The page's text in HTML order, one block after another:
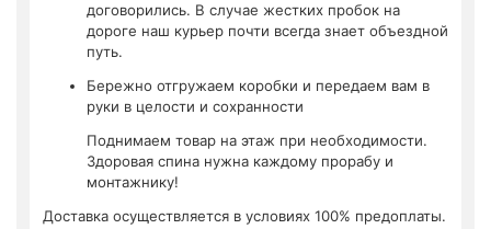
договорились. В случае жестких пробок на
дороге наш курьер почти всегда знает объездной
путь.
Бережно отгружаем коробки и передаем вам в
руки в целости и сохранности
Поднимаем товар на этаж при необходимости.
Здоровая спина нужна каждому прорабу и
монтажнику!
Доставка осуществляется в условиях 100% предоплаты.